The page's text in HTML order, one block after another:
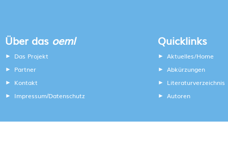
Über das oeml
Das Projekt
Partner
Kontakt
Impressum/Datenschutz
Quicklinks
Aktuelles/Home
Abkürzungen
Literaturverzeichnis
Autoren